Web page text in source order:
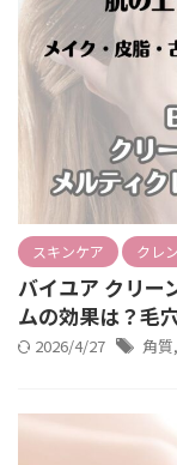
スキンケア クレ
バイユア クリー
ムの効果は？毛
2026/4/27 角質,